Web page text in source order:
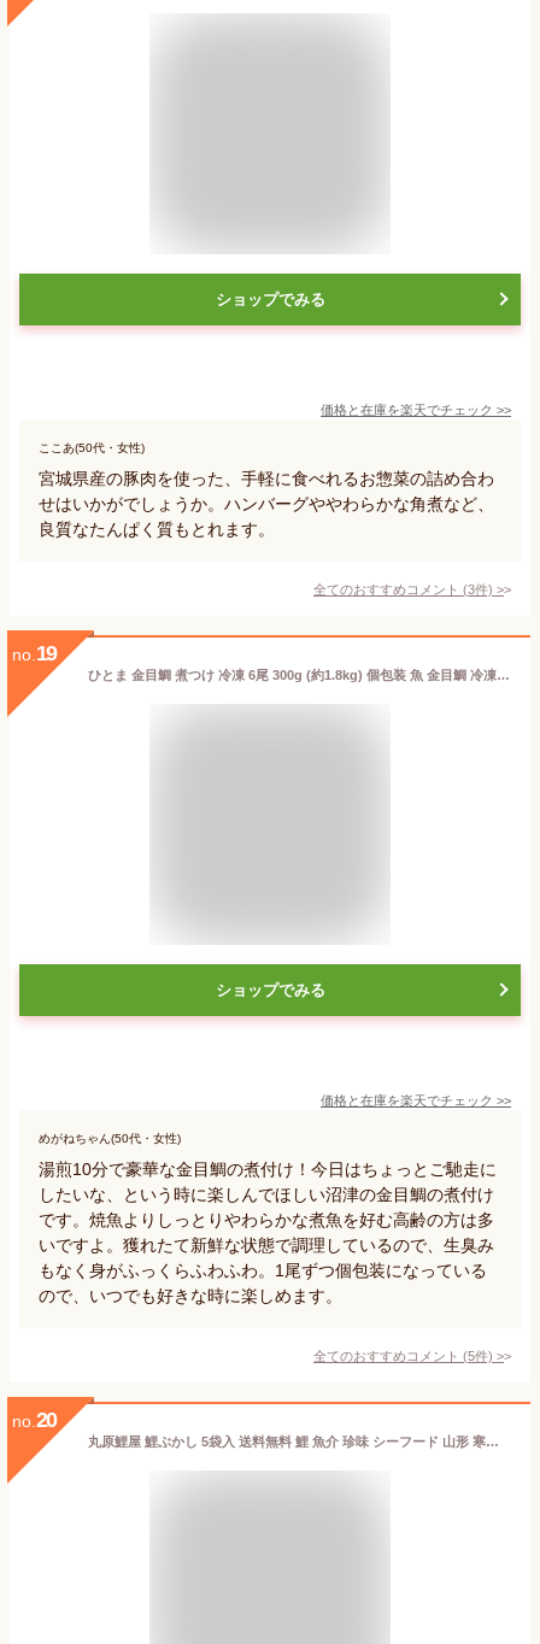
ショップでみる
価格と在庫を楽天でチェック >>
ここあ(50代・女性)
宮城県産の豚肉を使った、手軽に食べれるお惣菜の詰め合わ
せはいかがでしょうか。ハンバーグややわらかな角煮など、
良質なたんぱく質もとれます。
全てのおすすめコメント (3件) >
no. 19
ひとま 金目鯛 煮つけ 冷凍 6尾 300g (約1.8kg) 個包装 魚 金目鯛 冷凍 魚 湯せん 煮魚 あたためるだけ 簡単調理 金目鯛煮つけ 国内加工 お祝い ギフト 金目鯛 肉厚 金目鯛 レンジ 魚 煮魚冷凍 調理済 簡単 一人ご飯 家庭の味 【魚・肉 簡単調理】
ショップでみる
価格と在庫を楽天でチェック >>
めがねちゃん(50代・女性)
湯煎10分で豪華な金目鯛の煮付け！今日はちょっとご馳走に
したいな、という時に楽しんでほしい沼津の金目鯛の煮付け
です。焼魚よりしっとりやわらかな煮魚を好む高齢の方は多
いですよ。獲れたて新鮮な状態で調理しているので、生臭み
もなく身がふっくらふわふわ。1尾ずつ個包装になっている
ので、いつでも好きな時に楽しめます。
全てのおすすめコメント (5件) >
no. 20
丸原鯉屋 鯉ぶかし 5袋入 送料無料 鯉 魚介 珍味 シーフード 山形 寒河江 伝統の味 郷土食 鯉の甘露煮 魚 惣菜 簡単 お手軽 お取り寄せ 化粧箱 生産者直送